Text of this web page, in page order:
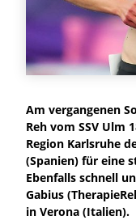
Am vergangenen
Reh vom SSV Ulm
Region Karlsruhe
(Spanien) für eine
Ebenfalls schnell
Gabius
in Verona (Italien).